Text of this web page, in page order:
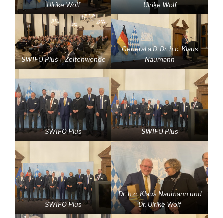
Ulrike Wolf
Ulrike Wolf
SWIFO Plus – Zeitenwende
General a.D. Dr. h.c. Klaus
Naumann
SWIFO Plus SWIFO Plus
SWIFO Plus
Dr. h.c. Klaus Naumann und
Dr. Ulrike Wolf